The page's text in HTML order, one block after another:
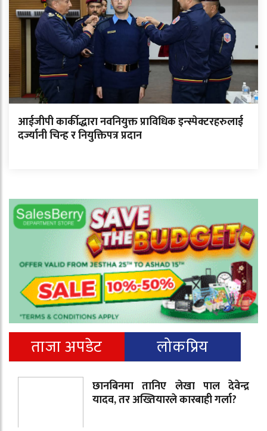
आईजीपी कार्कीद्धारा नवनियुक्त प्राविधिक इन्स्पेक्टरहरुलाई
दर्ज्यानी चिन्ह र नियुक्तिपत्र प्रदान
ताजा अपडेट लोकप्रिय
छानबिनमा तानिए लेखा पाल देवेन्द्र
यादव, तर अख्तियारले कारबाही गर्ला?